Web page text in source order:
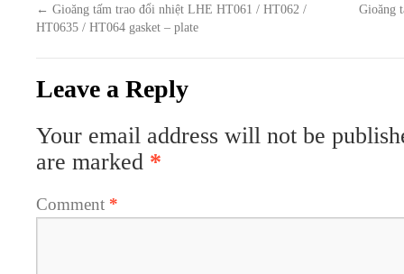
← Gioăng tấm trao đổi nhiệt LHE HT061 / HT062 /
HT0635 / HT064 gasket – plate
Gioăng
Leave a Reply
Your email address will not be
are marked *
Comment *